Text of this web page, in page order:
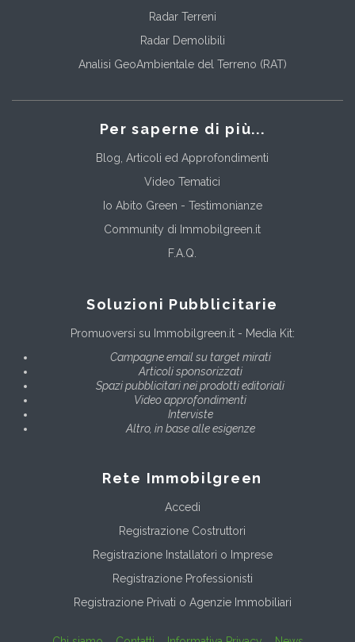
Radar Terreni
Radar Demolibili
Analisi GeoAmbientale del Terreno (RAT)
Per saperne di più...
Blog, Articoli ed Approfondimenti
Video Tematici
Io Abito Green - Testimonianze
Community di Immobilgreen.it
F.A.Q.
Soluzioni Pubblicitarie
Promuoversi su Immobilgreen.it - Media Kit:
Campagne email su target mirati
Articoli sponsorizzati
Spazi pubblicitari nei prodotti editoriali
Video approfondimenti
Interviste
Altro, in base alle esigenze
Rete Immobilgreen
Accedi
Registrazione Costruttori
Registrazione Installatori o Imprese
Registrazione Professionisti
Registrazione Privati o Agenzie Immobiliari